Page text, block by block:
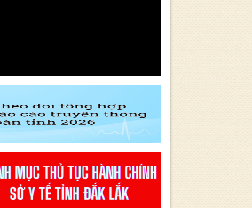
Y tế
KH-SYT về việc thực hiện
hành động thực hiện Nghị
NQ-CP ngày 05/01/2024 của
nhiệm vụ, giải pháp chủ yếu
hoạch phát triển kinh tế - xã
ngân sách nhà nước năm
Y tế